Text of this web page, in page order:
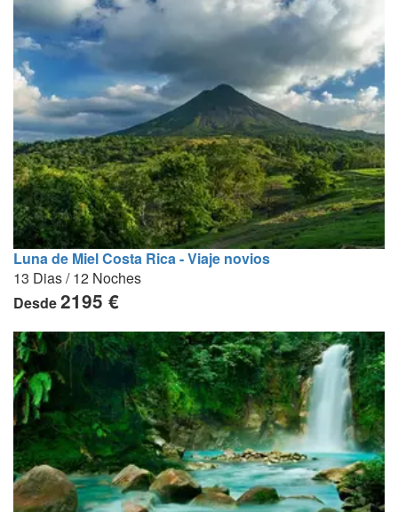
Luna de Miel Costa Rica - Viaje novios
13 Dias / 12 Noches
Desde2195 €